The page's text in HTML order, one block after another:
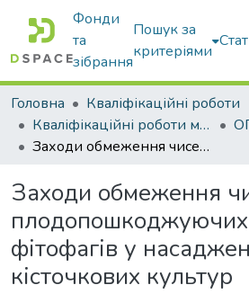
Фонди
та
зібрання
Пошук за
критеріями
Головна
Кваліфікаційні роботи
Кваліфікаційні роботи магістрів
Заходи обмеження чисельності плодопошкоджуючих комах-фітофагів у насадженнях кісточкових культур
Заходи обмеження
фітофагів у
кісточкових культур